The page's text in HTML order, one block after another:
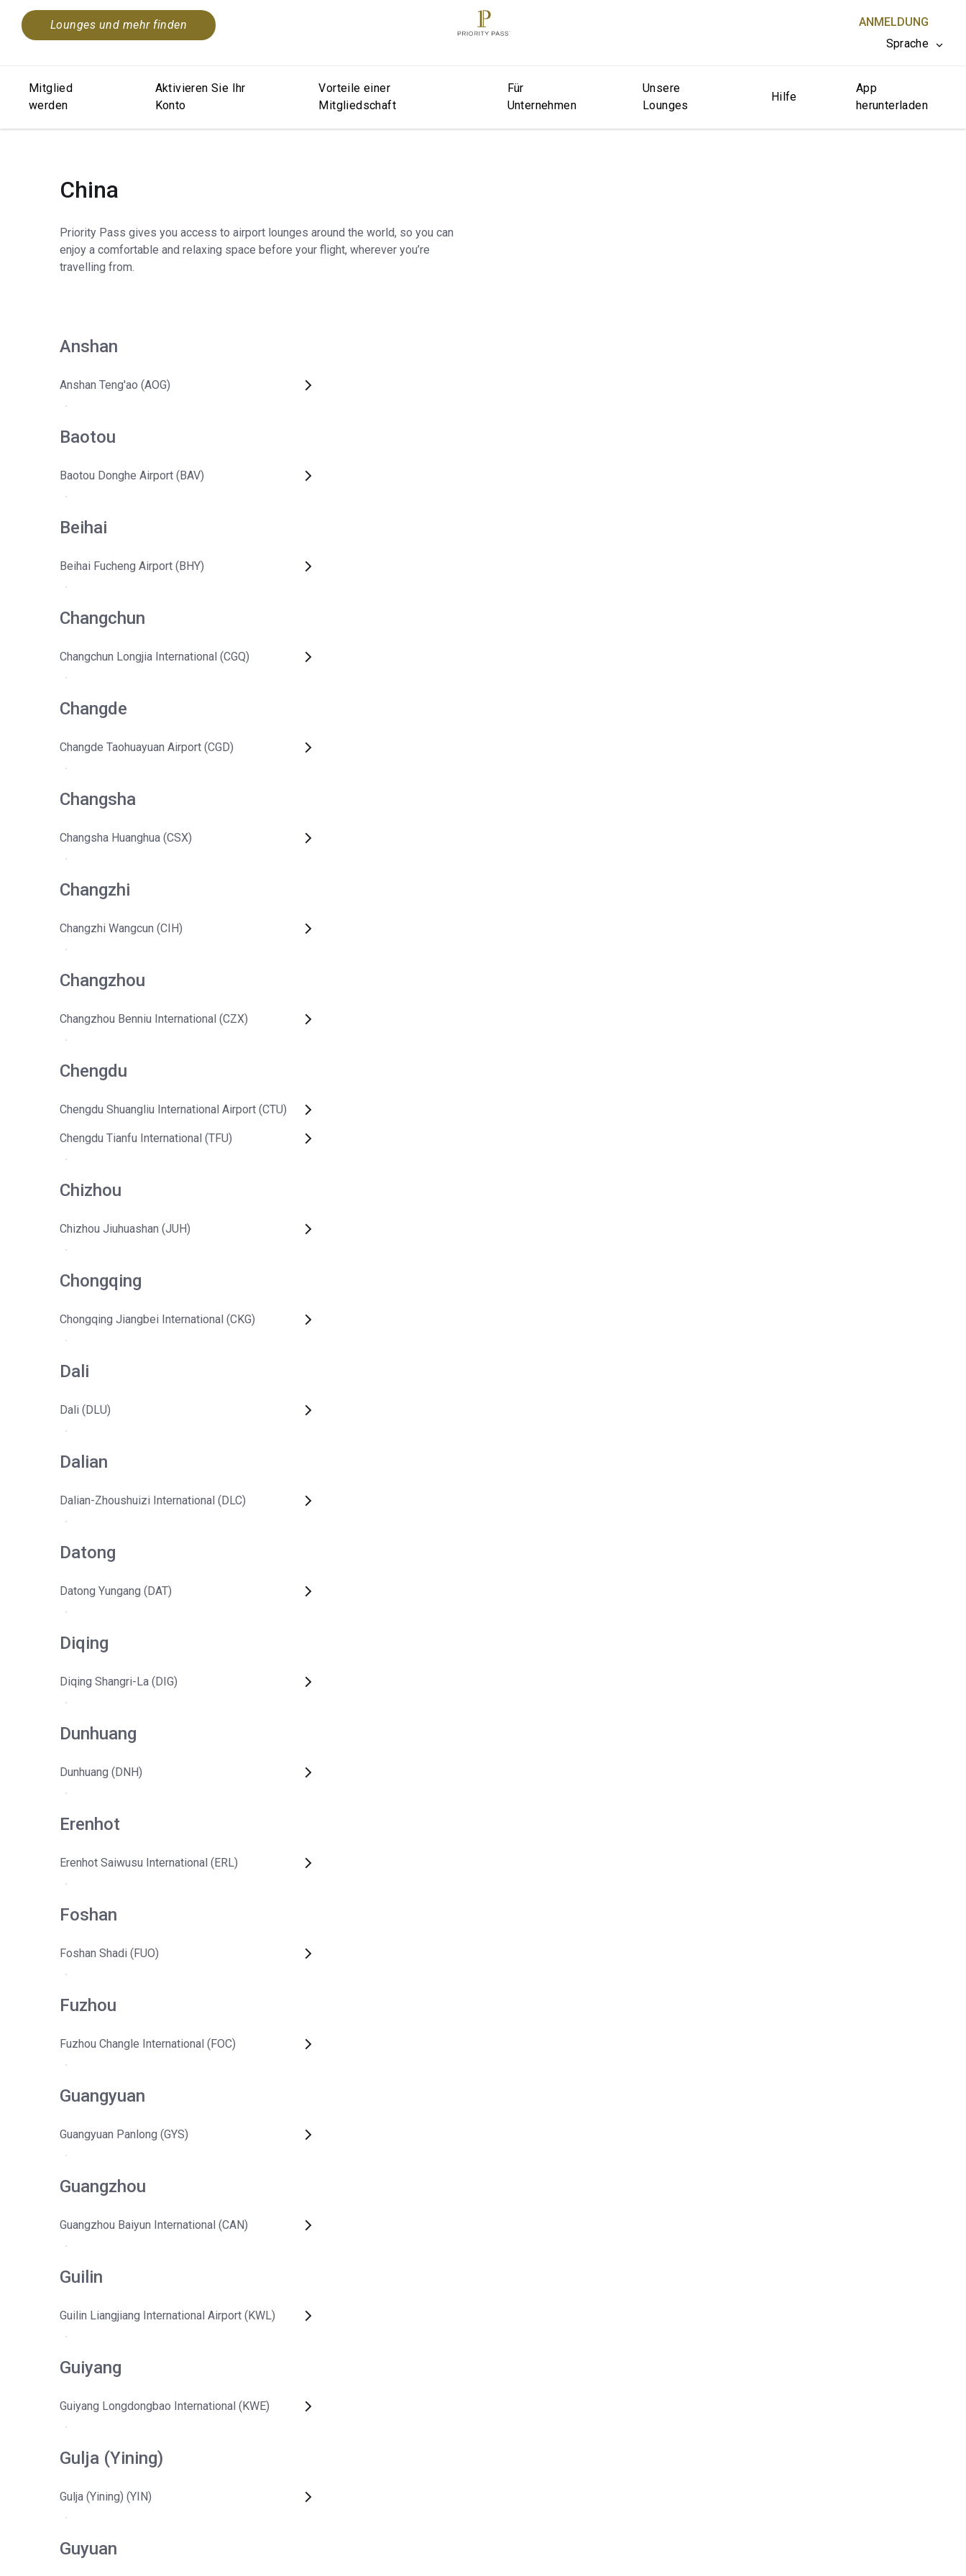
Lounges und mehr finden
ANMELDUNG
Sprache
SCHLIESSEN X
Mitglied
werden
Aktivieren Sie Ihr
Konto
Vorteile einer
Mitgliedschaft
Für
Unternehmen
Unsere
Lounges
Hilfe
App
herunterladen
China
Priority Pass gives you access to airport lounges around the world, so you can
enjoy a comfortable and relaxing space before your flight, wherever you’re
travelling from.
Anshan
Anshan Teng'ao (AOG)
Baotou
Baotou Donghe Airport (BAV)
Beihai
Beihai Fucheng Airport (BHY)
Changchun
Changchun Longjia International (CGQ)
Changde
Changde Taohuayuan Airport (CGD)
Changsha
Changsha Huanghua (CSX)
Changzhi
Changzhi Wangcun (CIH)
Changzhou
Changzhou Benniu International (CZX)
Chengdu
Chengdu Shuangliu International Airport (CTU)
Chengdu Tianfu International (TFU)
Chizhou
Chizhou Jiuhuashan (JUH)
Chongqing
Chongqing Jiangbei International (CKG)
Dali
Dali (DLU)
Dalian
Dalian-Zhoushuizi International (DLC)
Datong
Datong Yungang (DAT)
Diqing
Diqing Shangri-La (DIG)
Dunhuang
Dunhuang (DNH)
Erenhot
Erenhot Saiwusu International (ERL)
Foshan
Foshan Shadi (FUO)
Fuzhou
Fuzhou Changle International (FOC)
Guangyuan
Guangyuan Panlong (GYS)
Guangzhou
Guangzhou Baiyun International (CAN)
Guilin
Guilin Liangjiang International Airport (KWL)
Guiyang
Guiyang Longdongbao International (KWE)
Gulja (Yining)
Gulja (Yining) (YIN)
Guyuan